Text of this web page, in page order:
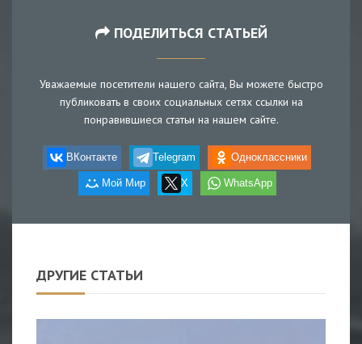
ПОДЕЛИТЬСЯ СТАТЬЕЙ
Уважаемые посетители нашего сайта, Вы можете быстро
публиковать в своих социальных сетях ссылки на
понравившиеся статьи на нашем сайте.
ВКонтакте Telegram Одноклассники
Мой Мир X WhatsApp
ДРУГИЕ СТАТЬИ